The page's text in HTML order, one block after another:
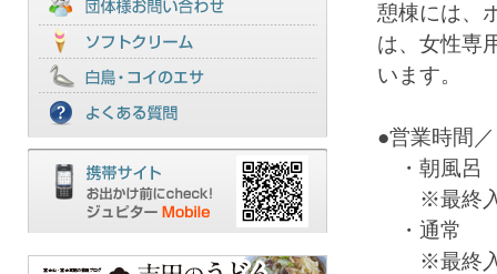
憩棟には、
は、女性専
います。
●営業時間／
・朝風呂
※最終入
・通常
※最終入